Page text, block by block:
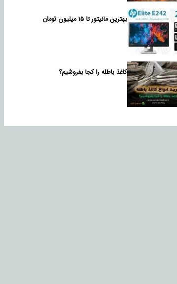
بهترین مانیتور تا ۱۵ میلیون تومان
کاغذ باطله را کجا بفروشیم؟